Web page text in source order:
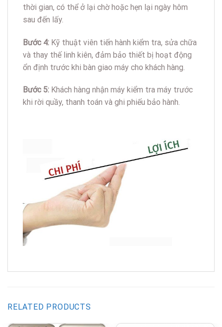
thời gian, có thể ở lại chờ hoặc hẹn lại ngày hôm
sau đến lấy.
Bước 4: Kỹ thuật viên tiến hành kiểm tra, sửa chữa
và thay thế linh kiên, đảm bảo thiết bị hoạt động
ổn định trước khi bàn giao máy cho khách hàng.
Bước 5: Khách hàng nhận máy kiểm tra máy trước
khi rời quầy, thanh toán và ghi phiếu bảo hành.
RELATED PRODUCTS